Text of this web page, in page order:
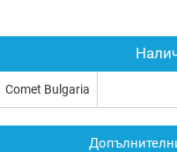
Comet Bulgaria